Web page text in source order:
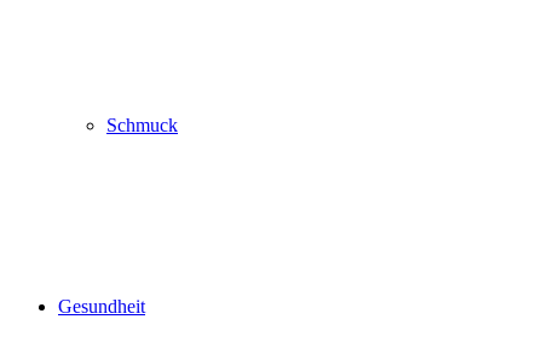
Schmuck
Gesundheit